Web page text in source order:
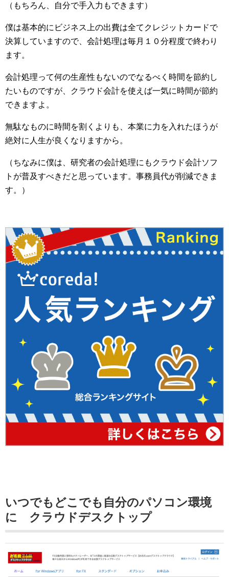
（もちろん、自分で手入力もできます）
僕は基本的にビジネス上の出費は全てクレジットカードで
決算していますので、会計処理は毎月１０分程度で終わり
ます。
会計処理って何の生産性もないのでなるべく時間を節約し
たいものですが、クラウド会計を使えば一気に時間が節約
できますよ。
無駄なものに時間を割くよりも、本業に力を入れたほうが
絶対に人生が良くなりますから。
（ちなみに僕は、研究者の会計処理にもクラウド会計ソフ
トが普及すべきだと思っています。事務員代が削減できま
す。）
いつでもどこでも自分のパソコン環境
に クラウドデスクトップ